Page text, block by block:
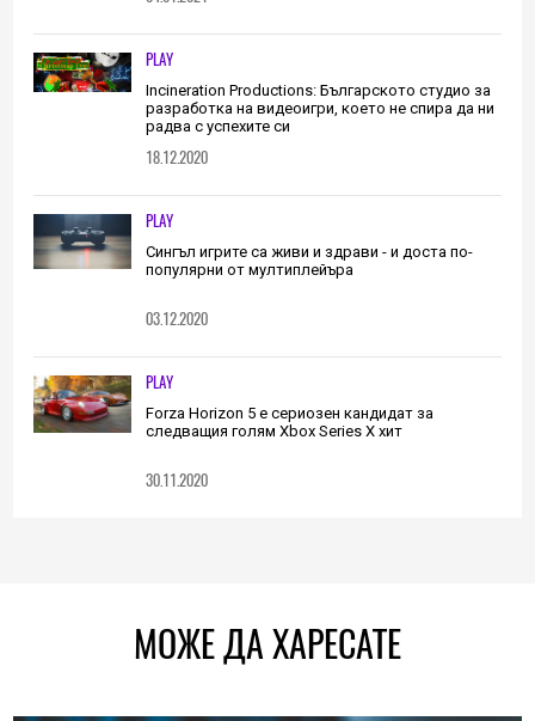
PLAY
Incineration Productions: Българското студио за
разработка на видеоигри, което не спира да ни
радва с успехите си
18.12.2020
PLAY
Сингъл игрите са живи и здрави - и доста по-
популярни от мултиплейъра
03.12.2020
PLAY
Forza Horizon 5 е сериозен кандидат за
следващия голям Xbox Series X хит
30.11.2020
МОЖЕ ДА ХАРЕСАТЕ